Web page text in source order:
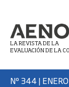
LA REVISTA DE LA
EVALUACIÓN DE LA
Nº 344 | ENERO